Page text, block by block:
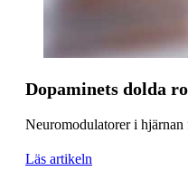
Dopaminets dolda
Neuromodulatorer i hjärnan
Läs artikeln